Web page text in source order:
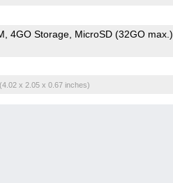
4GO Storage MicroSD (32GO max.)
(4.02 x 2.05 x 0.67 inches)